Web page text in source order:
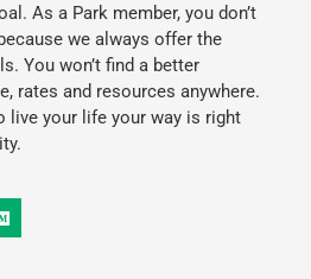
As a Park member, you don’t
we always offer the
You won’t find a better
rates and resources anywhere.
live your life your way is right